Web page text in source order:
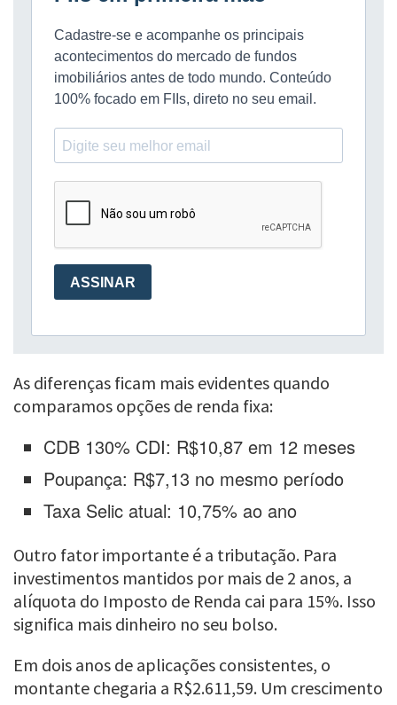
As diferenças ficam mais evidentes quando
comparamos opções de renda fixa:
CDB 130% CDI: R$10,87 em 12 meses
Poupança: R$7,13 no mesmo período
Taxa Selic atual: 10,75% ao ano
Outro fator importante é a tributação. Para
investimentos mantidos por mais de 2 anos, a
alíquota do Imposto de Renda cai para 15%. Isso
significa mais dinheiro no seu bolso.
Em dois anos de aplicações consistentes, o
montante chegaria a R$2.611,59. Um crescimento